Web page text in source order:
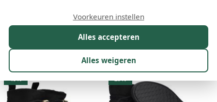
Model Kleur
28 resultaten:
49% 29%
Alles accepteren
Alles weigeren
Voorkeuren instellen